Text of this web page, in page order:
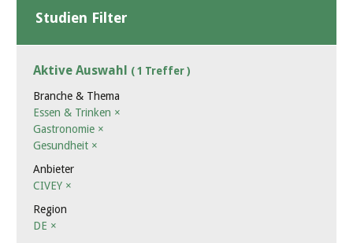
Studien Filter
Aktive Auswahl ( 1 Treffer )
Branche & Thema
Essen & Trinken ×
Gastronomie ×
Gesundheit ×
Anbieter
CIVEY ×
Region
DE ×